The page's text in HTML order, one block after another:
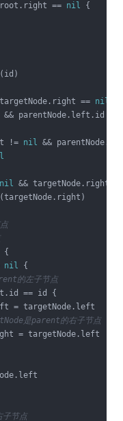
== nil {
== nil
&& parentNode.left.id
!= nil &&
nil && targetNode.right
{
nil {
的左子节点
== id {
= targetNode.left
是parent的右子节点
= targetNode.left
节点